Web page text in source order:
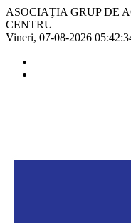
ASOCIAŢIA GRUP DE
CENTRU
Vineri, 07-08-2026